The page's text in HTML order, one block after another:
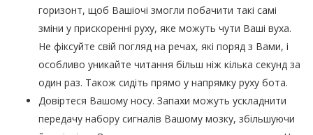
горизонт, щоб Вашіочі змогли побачити такі самі
зміни у прискоренні руху, яке можуть чути Ваші вуха.
Не фіксуйте свій погляд на речах, які поряд з Вами, і
особливо уникайте читання більш ніж кілька секунд за
один раз. Також сидіть прямо у напрямку руху бота.
Довіртеся Вашому носу. Запахи можуть ускладнити
передачу набору сигналів Вашому мозку, збільшуючи